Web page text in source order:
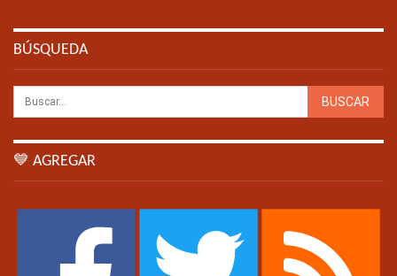
BÚSQUEDA
💙 AGREGAR